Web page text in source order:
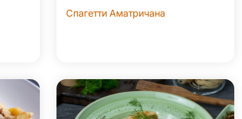
Спагетти Аматричана